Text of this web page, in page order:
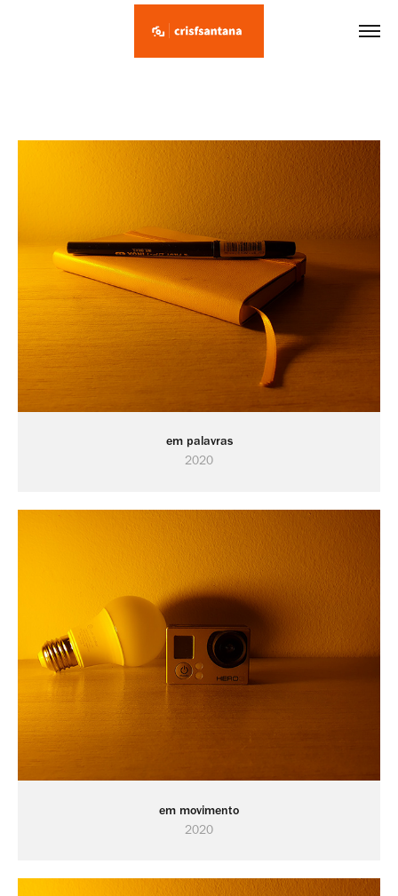
em palavras
2020
em movimento
2020